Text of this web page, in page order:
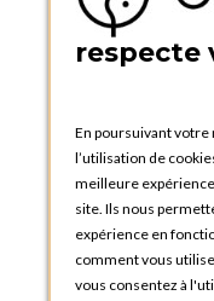
respecte
En poursuivant votre
l’utilisation de
meilleure
site. Ils nous
expérience en
comment vous
vous consentez à